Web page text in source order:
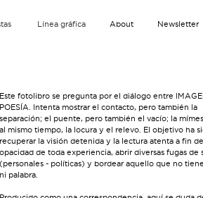
Línea gráfica About Newsletter
Este fotolibro se pregunta por el diálogo entre
POESÍA. Intenta mostrar el contacto, pero también la
separación; el puente, pero también el vacío; la
al mismo tiempo, la locura y el relevo. El objetivo ha
recuperar la visión detenida y la lectura atenta a fin
opacidad de toda experiencia, abrir diversas fugas de
(personales - políticas) y bordear aquello que no
ni palabra.